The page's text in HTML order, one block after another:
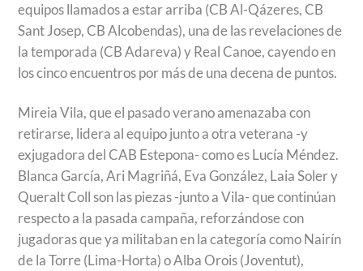
equipos llamados a estar arriba (CB Al-Qázeres, CB
Sant Josep, CB Alcobendas), una de las revelaciones de
la temporada (CB Adareva) y Real Canoe, cayendo en
los cinco encuentros por más de una decena de puntos.
Mireia Vila, que el pasado verano amenazaba con
retirarse, lidera al equipo junto a otra veterana -y
exjugadora del CAB Estepona- como es Lucía Méndez.
Blanca García, Ari Magriñá, Eva González, Laia Soler y
Queralt Coll son las piezas -junto a Vila- que continúan
respecto a la pasada campaña, reforzándose con
jugadoras que ya militaban en la categoría como Nairín
de la Torre (Lima-Horta) o Alba Orois (Joventut),